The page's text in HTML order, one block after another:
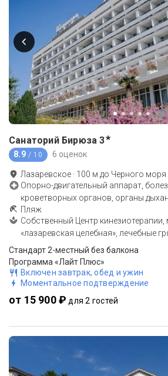
Санаторий Бирюза 3★
8.9 / 10 6 оценок
Лазаревское · 100 м до Черного моря
Опорно-двигательный аппарат,
кроветворных органов, органы
Пляж
Собственный Центр
«лазаревская целебная», лечебные
Стандарт 2-местный без балкона
Программа «Лайт Плюс»
Включен завтрак, обед и ужин
Моментальное подтверждение
от 15 900 ₽ для 2 гостей